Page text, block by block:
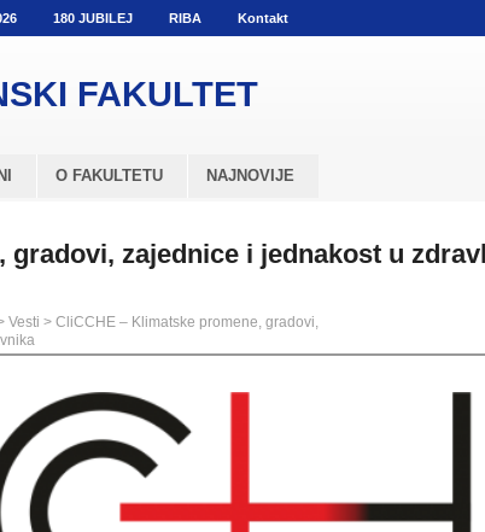
180 JUBILEJ RIBA Kontakt
FAKULTET
O FAKULTETU NAJNOVIJE
gradovi, zajednice i jednakost u
Vesti > CliCCHE – Klimatske promene, gradovi,